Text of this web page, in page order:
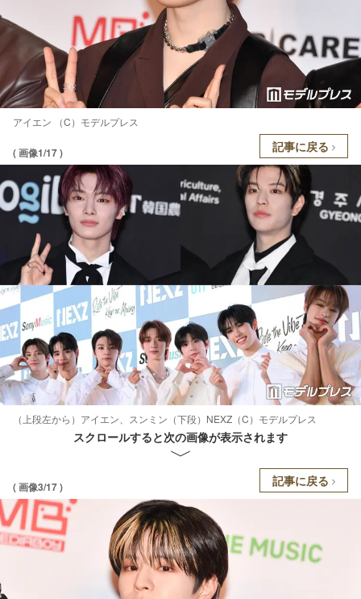
アイエン （C）モデルプレス
( 画像1/17 ) 記事に戻る
（上段左から）アイエン、スンミン（下段）NEXZ（C）モデルプレス
スクロールすると次の画像が表示されます
( 画像3/17 ) 記事に戻る